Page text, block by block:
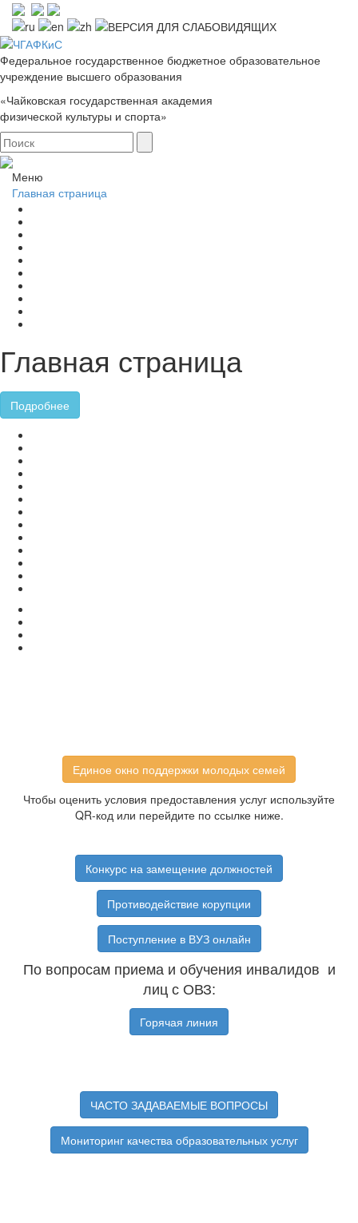
Федеральное государственное бюджетное образовательное
учреждение высшего образования
«Чайковская государственная академия
физической культуры и спорта»
Меню
Главная страница
Главная страница
Подробнее
Единое окно поддержки молодых семей
Чтобы оценить условия предоставления услуг используйте
QR-код или перейдите по ссылке ниже.
Конкурс на замещение должностей
Противодействие корупции
Поступление в ВУЗ онлайн
По вопросам приема и обучения инвалидов и
лиц с ОВЗ:
Горячая линия
ЧАСТО ЗАДАВАЕМЫЕ ВОПРОСЫ
Мониторинг качества образовательных услуг